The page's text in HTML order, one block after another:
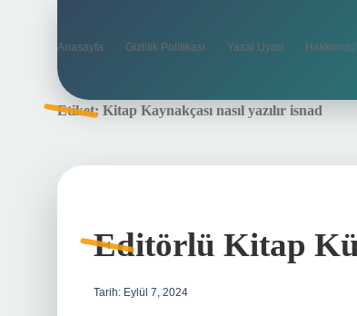
Anasayfa Gizlilik Politikası Yasal Uyarı
Etiket: Kitap Kaynakçası nasıl yazılır isnad
Editörlü Kitap
Tarih: Eylül 7, 2024